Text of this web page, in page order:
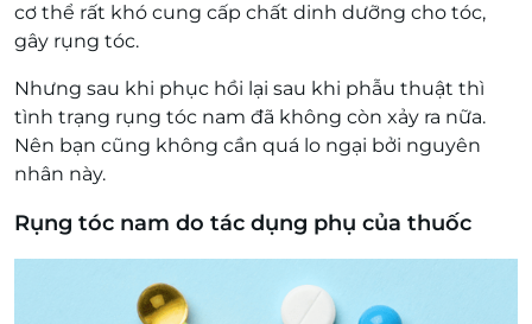
cơ thể rất khó cung cấp chất dinh dưỡng cho tóc,
gây rụng tóc.
Nhưng sau khi phục hồi lại sau khi phẫu thuật thì
tình trạng rụng tóc nam đã không còn xảy ra nữa.
Nên bạn cũng không cần quá lo ngại bởi nguyên
nhân này.
Rụng tóc nam do tác dụng phụ của thuốc